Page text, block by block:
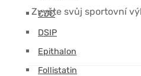
CJC
DSIP
Epithalon
Follistatin
Zvyšte svůj sportovní